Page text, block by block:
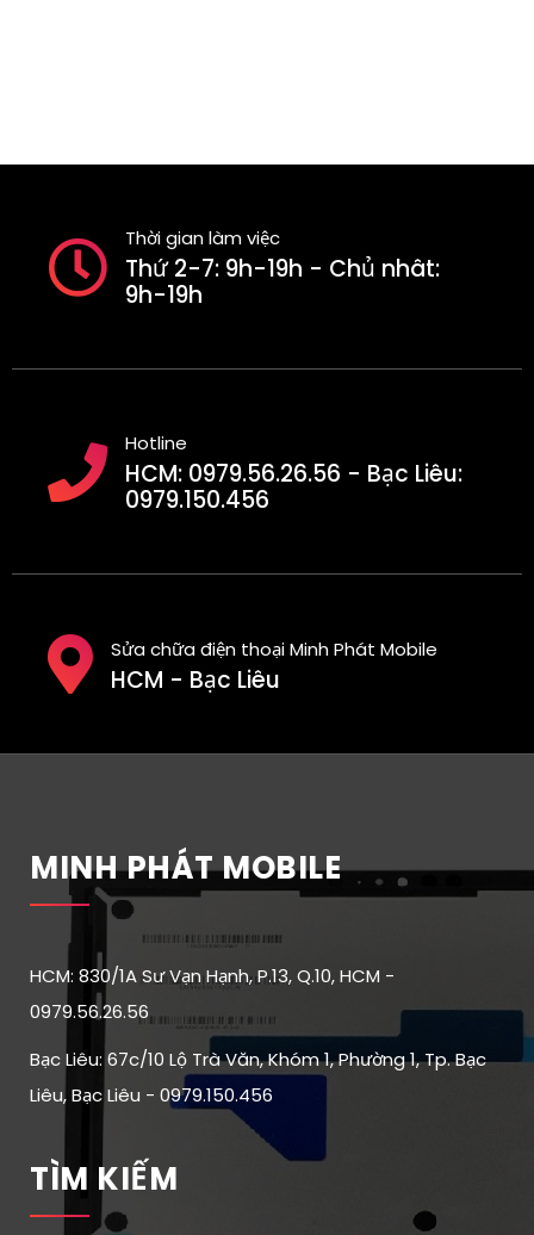
Thời gian làm việc
Thứ 2-7: 9h-19h - Chủ nhât:
9h-19h
Hotline
HCM: 0979.56.26.56 - Bạc Liêu:
0979.150.456
Sửa chữa điện thoại Minh Phát Mobile
HCM - Bạc Liêu
MINH PHÁT MOBILE
HCM: 830/1A Sư Vạn Hạnh, P.13, Q.10, HCM -
0979.56.26.56
Bạc Liêu: 67c/10 Lộ Trà Văn, Khóm 1, Phường 1, Tp. Bạc
Liêu, Bạc Liêu - 0979.150.456
TÌM KIẾM